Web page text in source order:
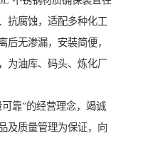
抗腐蚀，适配多种化工
后无渗漏，安装简便，
为油库、码头、炼化厂
靠”的经营理念，竭诚
及质量管理为保证，向